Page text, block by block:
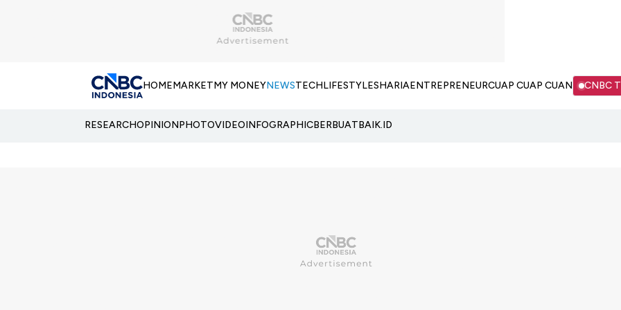
HOMEMARKETMY MONEYNEWSTECHLIFESTYLESHARIAENTREPRENEURCUAP CUAP CUAN CNBC
RESEARCHOPINIONPHOTOVIDEOINFOGRAPHICBERBUATBAIK.ID